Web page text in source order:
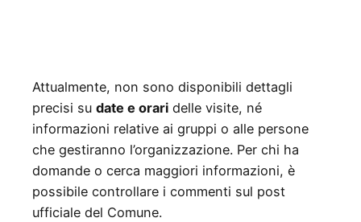
Attualmente, non sono disponibili dettagli
precisi su date e orari delle visite, né
informazioni relative ai gruppi o alle persone
che gestiranno l’organizzazione. Per chi ha
domande o cerca maggiori informazioni, è
possibile controllare i commenti sul post
ufficiale del Comune.